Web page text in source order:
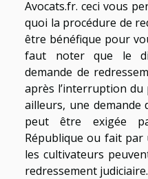
Avocats.fr. ceci vous
quoi la procédure de
être bénéfique pour
faut noter que le
demande de
après l’interruption du
ailleurs, une demande
peut être exigée
République ou fait par
les cultivateurs
redressement judiciaire.